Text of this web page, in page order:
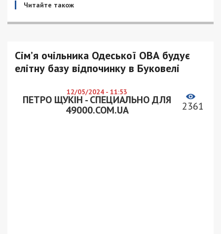
Читайте також
Сім’я очільника Одеської ОВА будує
елітну базу відпочинку в Буковелі
12/05/2024 - 11:53
ПЕТРО ЩУКІН - СПЕЦИАЛЬНО ДЛЯ
49000.COM.UA
2361